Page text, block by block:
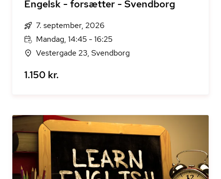
Engelsk - forsætter - Svendborg
7. september, 2026
Mandag, 14:45 - 16:25
Vestergade 23, Svendborg
1.150 kr.